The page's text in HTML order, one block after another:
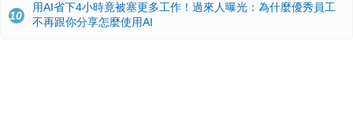
10
用AI省下4小時竟被塞更多工作！過來人曝光：為什麼優秀員工
不再跟你分享怎麼使用AI